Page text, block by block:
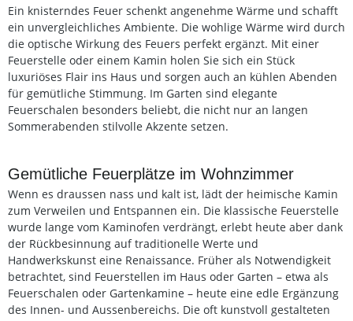
Ein knisterndes Feuer schenkt angenehme Wärme und schafft
ein unvergleichliches Ambiente. Die wohlige Wärme wird durch
die optische Wirkung des Feuers perfekt ergänzt. Mit einer
Feuerstelle oder einem Kamin holen Sie sich ein Stück
luxuriöses Flair ins Haus und sorgen auch an kühlen Abenden
für gemütliche Stimmung. Im Garten sind elegante
Feuerschalen besonders beliebt, die nicht nur an langen
Sommerabenden stilvolle Akzente setzen.
Gemütliche Feuerplätze im Wohnzimmer
Wenn es draussen nass und kalt ist, lädt der heimische Kamin
zum Verweilen und Entspannen ein. Die klassische Feuerstelle
wurde lange vom Kaminofen verdrängt, erlebt heute aber dank
der Rückbesinnung auf traditionelle Werte und
Handwerkskunst eine Renaissance. Früher als Notwendigkeit
betrachtet, sind Feuerstellen im Haus oder Garten – etwa als
Feuerschalen oder Gartenkamine – heute eine edle Ergänzung
des Innen- und Aussenbereichs. Die oft kunstvoll gestalteten